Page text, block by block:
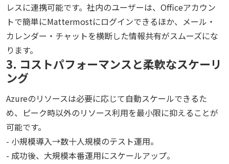
レスに連携可能です。社内のユーザーは、Officeアカウン
トで簡単にMattermostにログインできるほか、メール・
カレンダー・チャットを横断した情報共有がスムーズにな
ります。
3. コストパフォーマンスと柔軟なスケーリ
ング
Azureのリソースは必要に応じて自動スケールできるた
め、ピーク時以外のリソース利用を最小限に抑えることが
可能です。
- 小規模導入→数十人規模のテスト運用。
- 成功後、大規模本番運用にスケールアップ。